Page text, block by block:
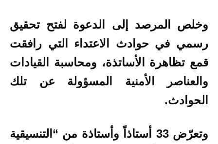
وخلص المرصد إلى الدعوة لفتح تحقيق
رسمي في حوادث الاعتداء التي رافقت
قمع تظاهرة الأساتذة، ومحاسبة القيادات
والعناصر الأمنية المسؤولة عن تلك
الحوادث.
وتعرّض 33 أستاذاً وأستاذة من “التنسيقية